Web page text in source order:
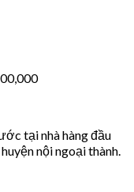
tại nhà hàng đầu
nội ngoại thành.